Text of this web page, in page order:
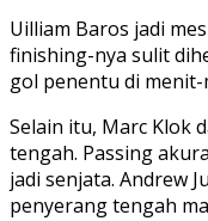
Uilliam Baros jadi
finishing-nya sulit
gol penentu di
Selain itu, Marc Klok
tengah. Passing
jadi senjata. Andrew
penyerang tengah